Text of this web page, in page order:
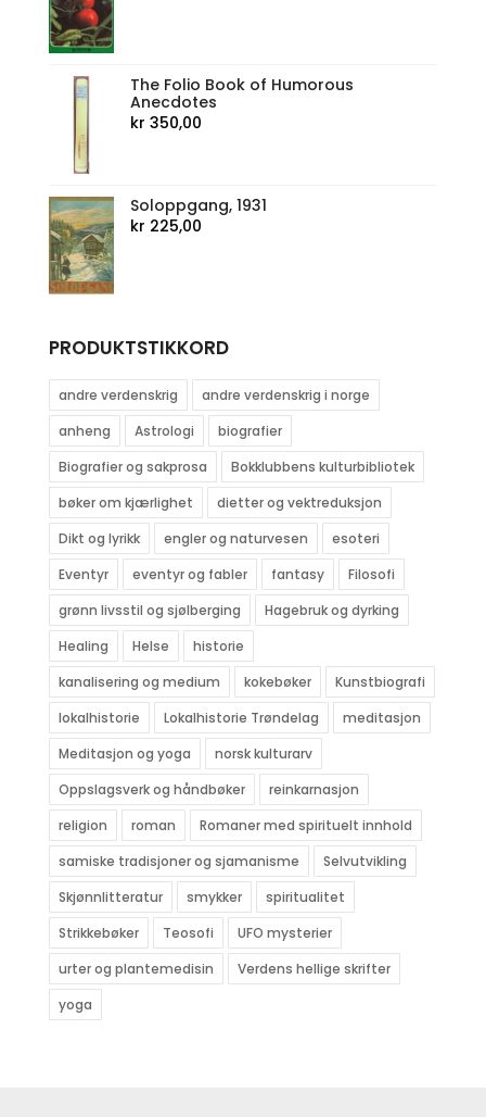
The Folio Book of Humorous
Anecdotes
kr 350,00
Soloppgang, 1931
kr 225,00
PRODUKTSTIKKORD
andre verdenskrig
andre verdenskrig i norge
anheng
Astrologi
biografier
Biografier og sakprosa
Bokklubbens kulturbibliotek
bøker om kjærlighet
dietter og vektreduksjon
Dikt og lyrikk
engler og naturvesen
esoteri
Eventyr
eventyr og fabler fantasy
Filosofi
grønn livsstil og sjølberging
Hagebruk og dyrking
Healing
Helse
historie
kanalisering og medium
kokebøker
Kunstbiografi
lokalhistorie
Lokalhistorie Trøndelag
meditasjon
Meditasjon og yoga
norsk kulturarv
Oppslagsverk og håndbøker
reinkarnasjon
religion
roman
Romaner med spirituelt innhold
samiske tradisjoner og sjamanisme
Selvutvikling
Skjønnlitteratur
smykker
spiritualitet
Strikkebøker
Teosofi
UFO mysterier
urter og plantemedisin
Verdens hellige skrifter
yoga